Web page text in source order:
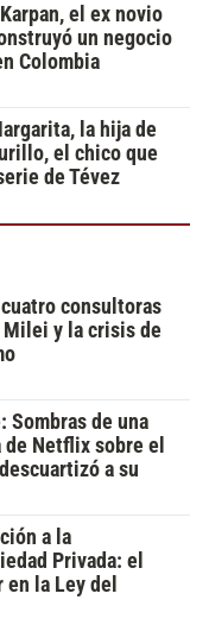
el ex novio
un negocio
Colombia
la hija de
el chico que
de Tévez
consultoras
y la crisis de
Sombras de una
Netflix sobre el
a su
a la
Privada: el
la Ley del